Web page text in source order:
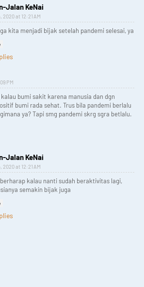
Jalan KeNai
2020 at 12:21 AM
kita menjadi bijak setelah pandemi selesai, ya
PM
bumi sakit karena manusia dan dgn
bumi rada sehat. Trus bila pandemi berlalu
ya? Tapi smg pandemi skrg sgra betlalu.
Jalan KeNai
2020 at 12:21 AM
kalau nanti sudah beraktivitas lagi,
semakin bijak juga